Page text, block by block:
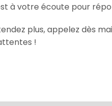
à votre écoute pour
plus, appelez dès
!